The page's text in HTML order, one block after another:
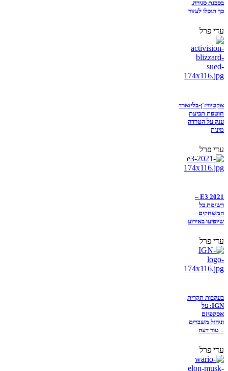
בסכנת סגירה,
כך תוכלו לעזור
עדי פרל
אקטיוויז'ן-בליזארד
חוטפת תביעת
ענק על הטרדה
מינית
עדי פרל
E3 2021 –
רשימת כל
המשחקים
שיופיעו באירוע
עדי פרל
בעקבות תקרית
IGN: על
אסקפיזם
וניהול משברים
– טור דעה
עדי פרל